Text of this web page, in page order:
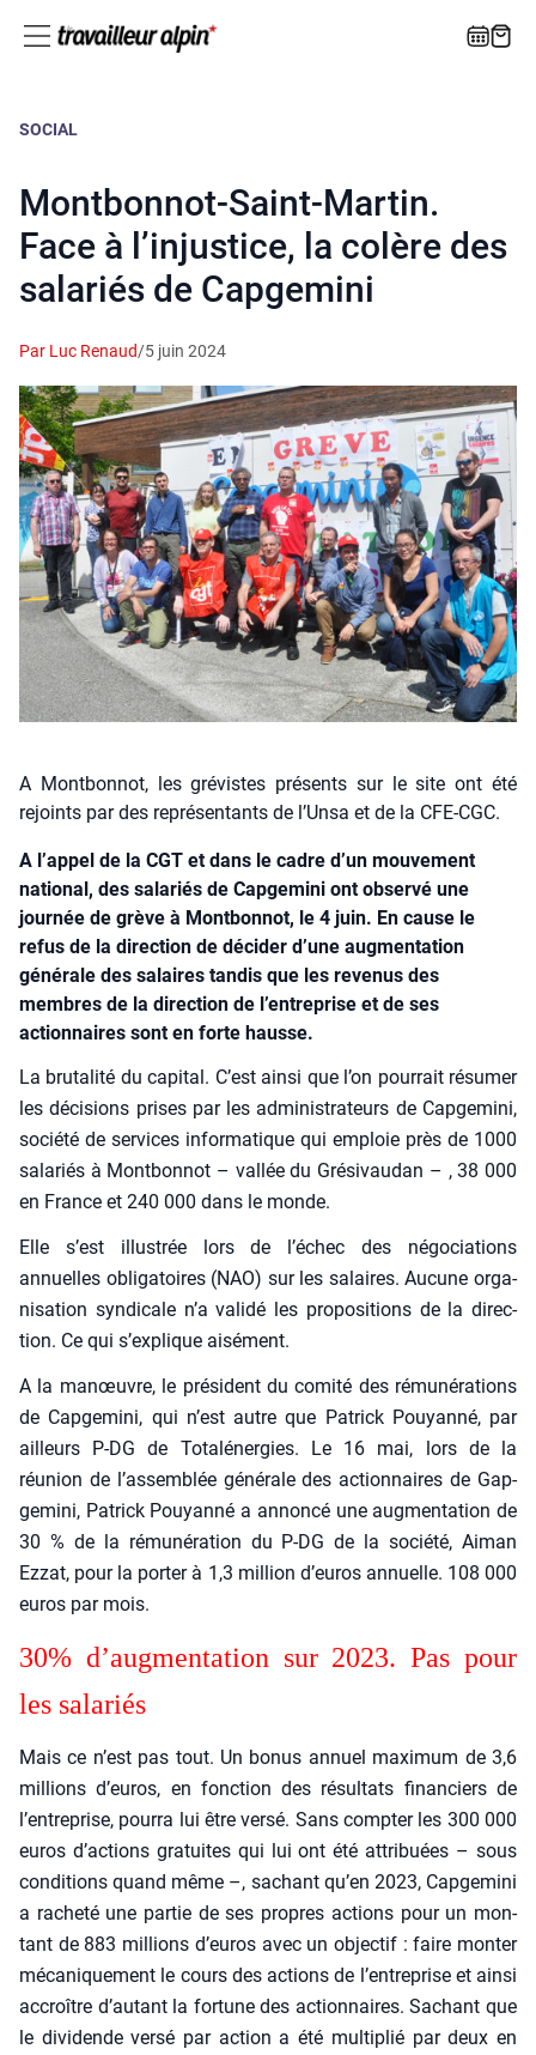
SOCIAL
Montbonnot-Saint-Martin.
Face à l’injustice, la colère des
salariés de Capgemini
Par Luc Renaud/5 juin 2024
A Montbonnot, les grévistes présents sur le site ont été
rejoints par des représentants de l’Unsa et de la CFE-CGC.
A l’appel de la CGT et dans le cadre d’un mouvement
national, des salariés de Capgemini ont observé une
journée de grève à Montbonnot, le 4 juin. En cause le
refus de la direction de décider d’une augmentation
générale des salaires tandis que les revenus des
membres de la direction de l’entreprise et de ses
actionnaires sont en forte hausse.
La bru­ta­li­té du capi­tal. C’est ain­si que l’on pour­rait résu­mer
les déci­sions prises par les admi­nis­tra­teurs de Cap­ge­mi­ni,
socié­té de ser­vices infor­ma­tique qui emploie près de 1000
sala­riés à Mont­bon­not – val­lée du Gré­si­vau­dan – , 38 000
en France et 240 000 dans le monde.
Elle s’est illus­trée lors de l’échec des négo­cia­tions
annuelles obli­ga­toires (NAO) sur les salaires. Aucune orga­
ni­sa­tion syn­di­cale n’a vali­dé les pro­po­si­tions de la direc­
tion. Ce qui s’explique aisé­ment.
A la manœuvre, le pré­sident du comi­té des rému­né­ra­tions
de Cap­ge­mi­ni, qui n’est autre que Patrick Pouyan­né, par
ailleurs P‑DG de Tota­l­éner­gies. Le 16 mai, lors de la
réunion de l’assemblée géné­rale des action­naires de Gap­
ge­mi­ni, Patrick Pouyan­né a annon­cé une aug­men­ta­tion de
30 % de la rému­né­ra­tion du P‑DG de la socié­té, Aiman
Ezzat, pour la por­ter à 1,3 mil­lion d’euros annuelle. 108 000
euros par mois.
30% d’aug­men­ta­tion sur 2023. Pas pour
les sala­riés
Mais ce n’est pas tout. Un bonus annuel maxi­mum de 3,6
mil­lions d’euros, en fonc­tion des résul­tats finan­ciers de
l’entreprise, pour­ra lui être ver­sé. Sans comp­ter les 300 000
euros d’actions gra­tuites qui lui ont été attri­buées – sous
condi­tions quand même –, sachant qu’en 2023, Cap­ge­mi­ni
a rache­té une par­tie de ses propres actions pour un mon­
tant de 883 mil­lions d’euros avec un objec­tif : faire mon­ter
méca­ni­que­ment le cours des actions de l’entreprise et ain­si
accroître d’autant la for­tune des action­naires. Sachant que
le divi­dende ver­sé par action a été mul­ti­plié par deux en